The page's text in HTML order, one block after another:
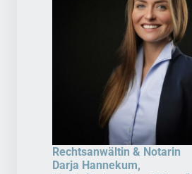
Rechtsanwältin & Notarin
Darja Hannekum,